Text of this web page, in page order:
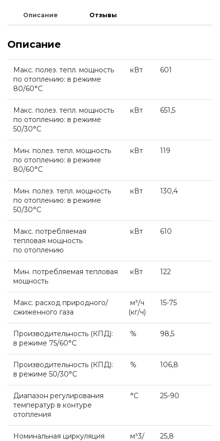
Принадлежности Protherm
Готовые решения Protherm
Baxi
Настенные газовые котлы Baxi
Настенные конденсационные котлы Baxi
Напольные конденсационные котлы Baxi
Напольные котлы с атмосферной горелкой
Baxi
Электрические котлы Baxi
Vaillant
Настенные газовые котлы Vaillant
Настенные газовые конденсационные котлы
Vaillant
Запчасти для котлов DeDietrich
Запчасти для котлов Rinnai
Запчасти Weishaupt
Запчасти для котлов Mizudo
Запчасти Elko
Запчасти Giersch
Запчасти для котлов Ferroli
Описание Отзывы
Описание
Макс. полез. тепл. мощность
по отоплению: в режиме
80/60°С
кВт 601
Макс. полез. тепл. мощность
по отоплению: в режиме
50/30°С
кВт 651,5
Мин. полез. тепл. мощность
по отоплению: в режиме
80/60°С
кВт 119
Мин. полез. тепл. мощность
по отоплению: в режиме
50/30°С
кВт 130,4
Макс. потребляемая
тепловая мощность
по отоплению
кВт 610
Мин. потребляемая тепловая
мощность
кВт 122
Макс. расход природного/
сжиженного газа
м³/ч
(кг/ч)
15-75
Производительность (КПД):
в режиме 75/60°С
% 98,5
Производительность (КПД):
в режиме 50/30°С
% 106,8
Диапазон регулирования
температур в контуре
отопления
°С 25-90
Номинальная циркуляция м³3/ 25,8